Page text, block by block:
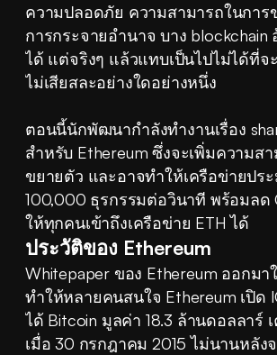
ความปลอดภัย ความสามารถในการ
การกระจายอำนาจ บาง blockchain
ได้ แต่จริงๆ แล้วแทบเป็นไปไม่ได้ที่จ
ไม่เสียสละอย่างใดอย่างหนึ่ง
ตอนนี้นักพัฒนากำลังทำงานเรื่อง
สำหรับ Ethereum ซึ่งจะเพิ่มความส
ขยายตัว และอาจทำให้เครือข่ายปร
100,000 ธุรกรรมต่อวินาที พร้อมลด
ให้ทุกคนเข้าถึงเครือข่าย ETH ได้
ประวัติของ Ethereum
Whitepaper ของ Ethereum ออกมา
ทำให้หลายคนสนใจ Ethereum เปิด
ได้ Bitcoin มูลค่า 18.3 ล้านดอลลาร์
เมื่อ 30 กรกฎาคม 2015 ไม่นานหลัง